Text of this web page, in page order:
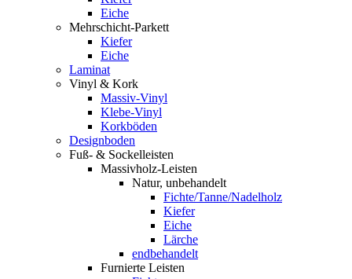
Eiche
Mehrschicht-Parkett
Kiefer
Eiche
Laminat
Vinyl & Kork
Massiv-Vinyl
Klebe-Vinyl
Korkböden
Designboden
Fuß- & Sockelleisten
Massivholz-Leisten
Natur, unbehandelt
Fichte/Tanne/Nadelholz
Kiefer
Eiche
Lärche
endbehandelt
Furnierte Leisten